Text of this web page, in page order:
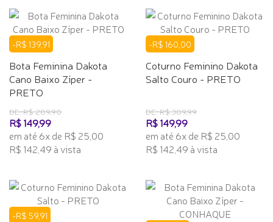
-R$ 139,91
Bota Feminina Dakota
Cano Baixo Zíper -
PRETO
DE: R$ 289,90
R$ 149,99
em até 6x de R$ 25,00
R$ 142,49 à vista
-R$ 160,00
Coturno Feminino Dakota
Salto Couro - PRETO
DE: R$ 309,99
R$ 149,99
em até 6x de R$ 25,00
R$ 142,49 à vista
-R$ 59,91